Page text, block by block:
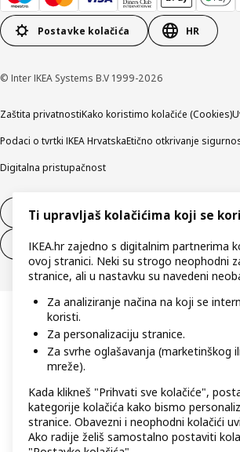
Postavke kolačića HR
© Inter IKEA Systems B.V 1999-2026
Zaštita privatnostiKako koristimo kolačiće (Cookies)
Podaci o tvrtki IKEA HrvatskaEtično otkrivanje
Digitalna pristupačnost
Jednostrani raskid ugovora
Jednostrani raskid ugovora za usluge
Ti upravljaš kolačićima koji se
IKEA.hr zajedno s digitalnim partnerima
ovoj stranici. Neki su strogo neophodni
stranice, ali u nastavku su navedeni
Za analiziranje načina na koji se
koristi.
Za personalizaciju stranice.
Za svrhe oglašavanja (marketinškog
mreže).
Kada klikneš "Prihvati sve kolačiće",
kategorije kolačića kako bismo
stranice. Obavezni i neophodni kolačići
Ako radije želiš samostalno postaviti